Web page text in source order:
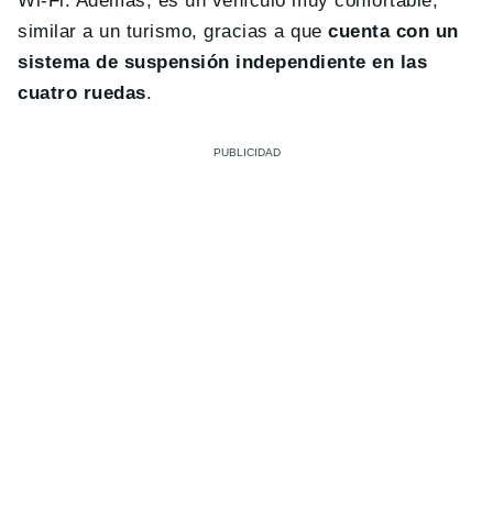
similar a un turismo, gracias a quecuenta con un
sistema de suspensión independiente en las
cuatro ruedas.